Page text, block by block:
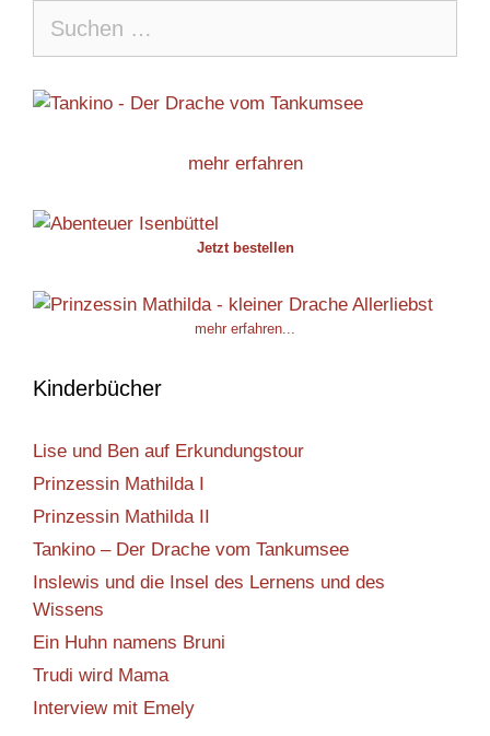
nach:
mehr erfahren
Jetzt bestellen
mehr erfahren...
Kinderbücher
Lise und Ben auf Erkundungstour
Prinzessin Mathilda I
Prinzessin Mathilda II
Tankino – Der Drache vom Tankumsee
Inslewis und die Insel des Lernens und des
Wissens
Ein Huhn namens Bruni
Trudi wird Mama
Interview mit Emely